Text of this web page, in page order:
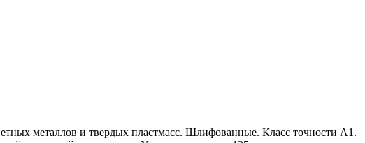
металлов и твердых пластмасс. Шлифованные. Класс точности А1.